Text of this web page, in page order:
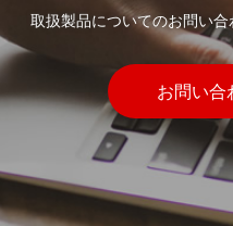
取扱製品についてのお問い
お問い合